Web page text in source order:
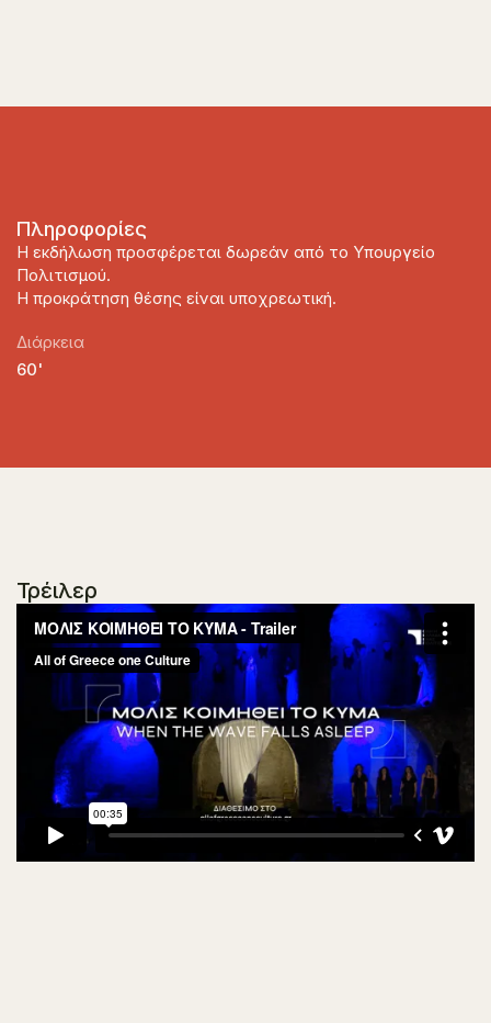
Πληροφορίες
Η εκδήλωση προσφέρεται δωρεάν από το Υπουργείο
Πολιτισμού.
Η προκράτηση θέσης είναι υποχρεωτική.
Διάρκεια
60'
Τρέιλερ